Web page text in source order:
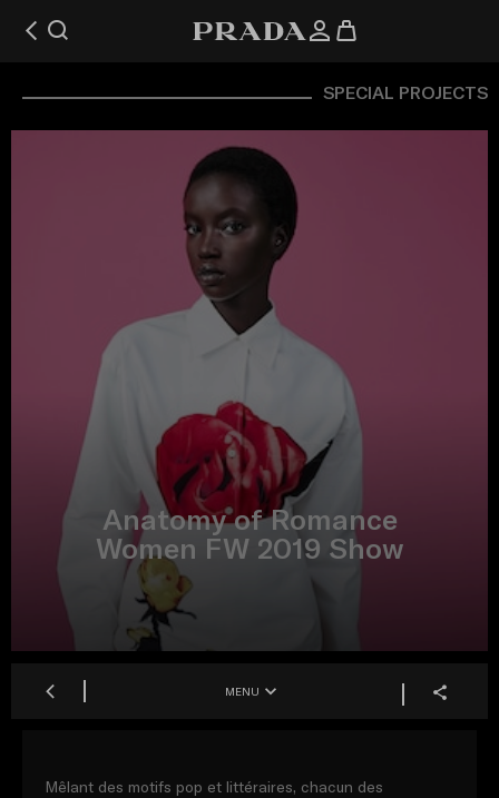
SPECIAL PROJECTS
Anatomy of Romance
Women FW 2019 Show
MENU
Mêlant des motifs pop et littéraires, chacun des